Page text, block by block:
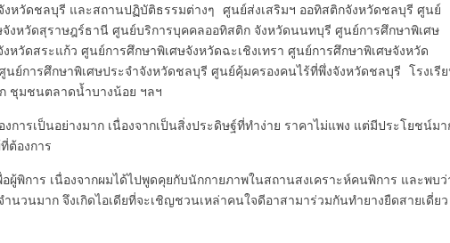
หวัดชลบุรี และสถานปฏิบัติธรรมต่างๆ ศูนย์ส่งเสริมฯ ออทิสติกจังหวัดชลบุรี ศูนย์
งหวัดสุราษฎร์ธานี ศูนย์บริการบุคคลออทิสติก จังหวัดนนทบุรี ศูนย์การศึกษาพิเศษ
หวัดสระแก้ว ศูนย์การศึกษาพิเศษจังหวัดฉะเชิงเทรา ศูนย์การศึกษาพิเศษจังหวัด
ย์การศึกษาพิเศษประจำจังหวัดชลบุรี ศูนย์คุ้มครองคนไร้ที่พึ่งจังหวัดชลบุรี โรงเรี
ชุมชนตลาดน้ำบางน้อย ฯลฯ
การเป็นอย่างมาก เนื่องจากเป็นสิ่งประดิษฐ์ที่ทำง่าย ราคาไม่แพง แต่มีประโยชน์มา
ต้องการ
ผู้พิการ เนื่องจากผมได้ไปพูดคุยกับนักกายภาพในสถานสงเคราะห์คนพิการ และพบว่
นวนมาก จึงเกิดไอเดียที่จะเชิญชวนเหล่าคนใจดีอาสามาร่วมกันทำยางยืดสายเดี่ยว